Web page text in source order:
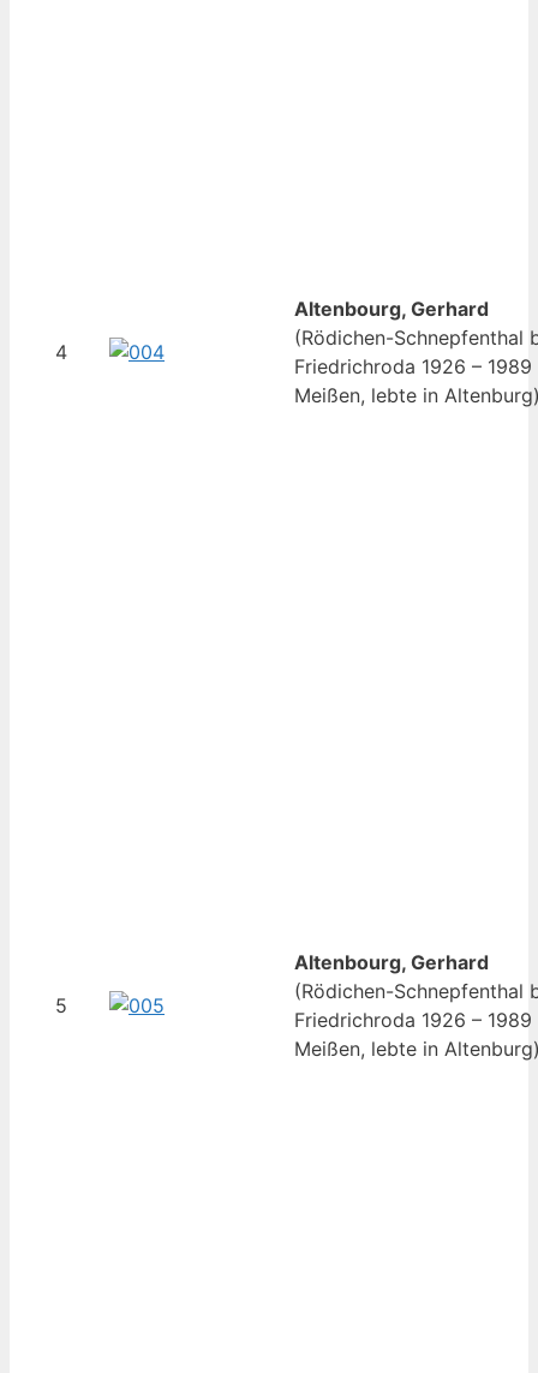
4
Altenbourg, Gerhard
(Rödichen-Schnepfenthal
Friedrichroda 1926 – 1989
Meißen, lebte in
5
Altenbourg, Gerhard
(Rödichen-Schnepfenthal
Friedrichroda 1926 – 1989
Meißen, lebte in